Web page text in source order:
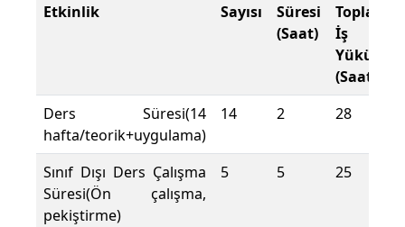
Etkinlik
Sayısı
Süresi
(Saat)
Toplam
İş
Yükü
(Saat)
Ders Süresi(14
hafta/teorik+uygulama)
14 2 28
Sınıf Dışı Ders Çalışma
Süresi(Ön çalışma,
pekiştirme)
5 5 25